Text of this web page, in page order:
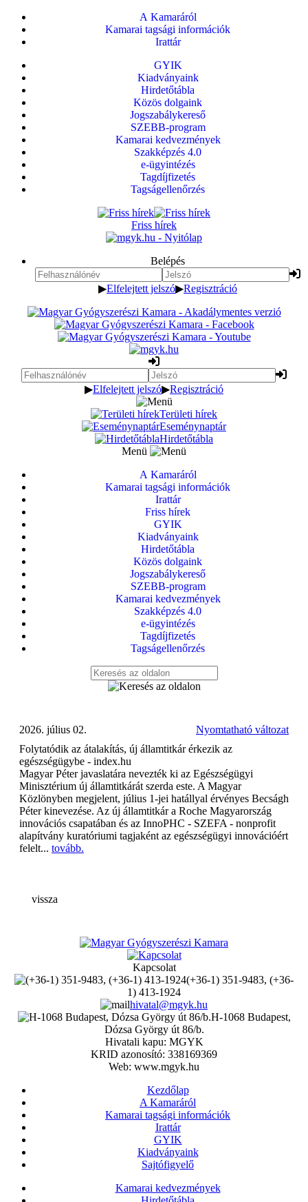
A Kamaráról
Kamarai tagsági információk
Irattár
GYIK
Kiadványaink
Hirdetőtábla
Közös dolgaink
Jogszabálykereső
SZEBB-program
Kamarai kedvezmények
Szakképzés 4.0
e-ügyintézés
Tagdíjfizetés
Tagságellenőrzés
Friss hírek
Belépés
▶Elfelejtett jelszó▶Regisztráció
▶Elfelejtett jelszó▶Regisztráció
Területi hírek
Eseménynaptár
Hirdetőtábla
Menü
A Kamaráról
Kamarai tagsági információk
Irattár
Friss hírek
GYIK
Kiadványaink
Hirdetőtábla
Közös dolgaink
Jogszabálykereső
SZEBB-program
Kamarai kedvezmények
Szakképzés 4.0
e-ügyintézés
Tagdíjfizetés
Tagságellenőrzés
Nyomtatható változat
2026. július 02.
Folytatódik az átalakítás, új államtitkár érkezik az
egészségügybe - index.hu
Magyar Péter javaslatára nevezték ki az Egészségügyi
Minisztérium új államtitkárát szerda este. A Magyar
Közlönyben megjelent, július 1-jei hatállyal érvényes Becságh
Péter kinevezése. Az új államtitkár a Roche Magyarország
innovációs csapatában és az InnoPHC - SZEFA - nonprofit
alapítvány kuratóriumi tagjaként az egészségügyi innovációért
felelt... tovább.
vissza
Kapcsolat
(+36-1) 351-9483, (+36-
1) 413-1924
hivatal@mgyk.hu
H-1068 Budapest,
Dózsa György út 86/b.
Hivatali kapu: MGYK
KRID azonosító: 338169369
Web: www.mgyk.hu
Kezdőlap
A Kamaráról
Kamarai tagsági információk
Irattár
GYIK
Kiadványaink
Sajtófigyelő
Kamarai kedvezmények